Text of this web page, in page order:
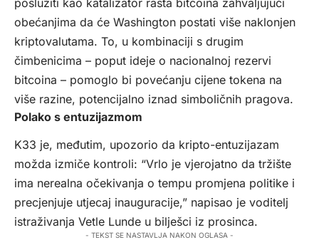
poslužiti kao katalizator rasta bitcoina zahvaljujući
obećanjima da će Washington postati više naklonjen
kriptovalutama. To, u kombinaciji s drugim
čimbenicima – poput ideje o nacionalnoj rezervi
bitcoina – pomoglo bi povećanju cijene tokena na
više razine, potencijalno iznad simboličnih pragova.
Polako s entuzijazmom
K33 je, međutim, upozorio da kripto-entuzijazam
možda izmiče kontroli: “Vrlo je vjerojatno da tržište
ima nerealna očekivanja o tempu promjena politike i
precjenjuje utjecaj inauguracije,” napisao je voditelj
istraživanja Vetle Lunde u bilješci iz prosinca.
- TEKST SE NASTAVLJA NAKON OGLASA -